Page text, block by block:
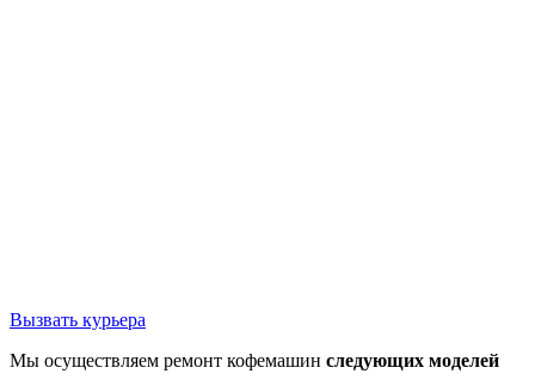
Вызвать курьера
Мы осуществляем ремонт кофемашин следующих моделей